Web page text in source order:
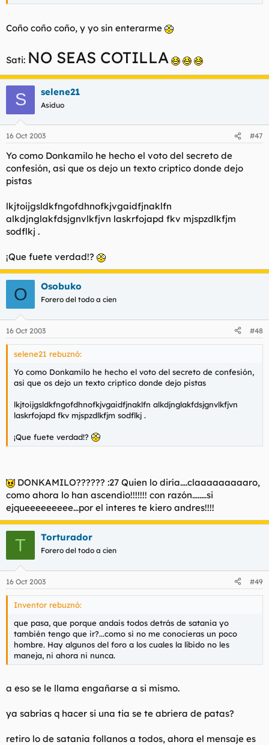
Coño coño coño, y yo sin enterarme
Sati: NO SEAS COTILLA
S selene21
Asiduo
16 Oct 2003 #47
Yo como Donkamilo he hecho el voto del secreto de
confesión, asi que os dejo un texto criptico donde dejo
pistas
lkjtoijgsldkfngofdhnofkjvgaidfjnaklfn
alkdjnglakfdsjgnvlkfjvn laskrfojapd fkv mjspzdlkfjm
sodflkj .
¡Que fuete verdad!?
O Osobuko
Forero del todo a cien
16 Oct 2003 #48
selene21 rebuznó:
Yo como Donkamilo he hecho el voto del secreto de confesión,
asi que os dejo un texto criptico donde dejo pistas
lkjtoijgsldkfngofdhnofkjvgaidfjnaklfn alkdjnglakfdsjgnvlkfjvn
laskrfojapd fkv mjspzdlkfjm sodflkj .
¡Que fuete verdad!?
DONKAMILO?????? :27 Quien lo diría....claaaaaaaaaro,
como ahora lo han ascendio!!!!!!! con razón........si
ejqueeeeeeeee...por el interes te kiero andres!!!!
T Torturador
Forero del todo a cien
16 Oct 2003 #49
Inventor rebuznó:
que pasa, que porque andais todos detrás de satania yo
también tengo que ir?...como si no me conocieras un poco
hombre. Hay algunos del foro a los cuales la líbido no les
maneja, ni ahora ni nunca.
a eso se le llama engañarse a si mismo.
ya sabrias q hacer si una tia se te abriera de patas?
retiro lo de satania follanos a todos, ahora el mensaje es